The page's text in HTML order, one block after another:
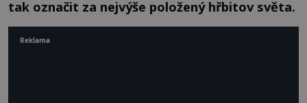
tak označit za nejvýše položený hřbitov světa.
Reklama